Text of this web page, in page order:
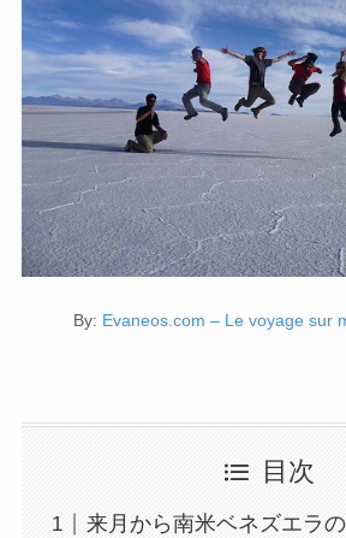
By: Evaneos.com – Le voyage sur
目次
来月から南米ベネズエラ